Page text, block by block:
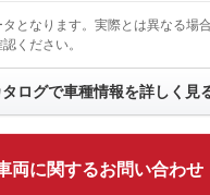
ト シートヒーター
：装備あり
フロントカメ
：装備なし
全周囲カメラ
：装備なし
ルーフレール
：装備なし
となります。実際とは異なる場
ください。
タログで車種情報を詳しく見
両に関するお問い合わせ